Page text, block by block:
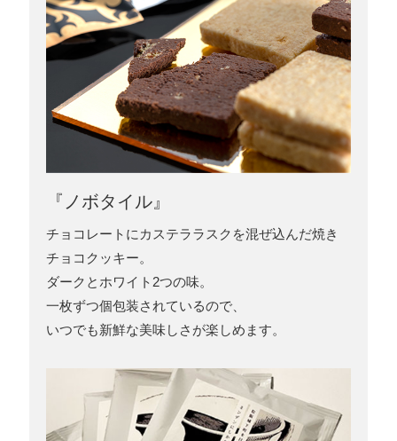
『ノボタイル』
チョコレートにカステララスクを混ぜ込んだ焼き
チョコクッキー。
ダークとホワイト2つの味。
一枚ずつ個包装されているので、
いつでも新鮮な美味しさが楽しめます。